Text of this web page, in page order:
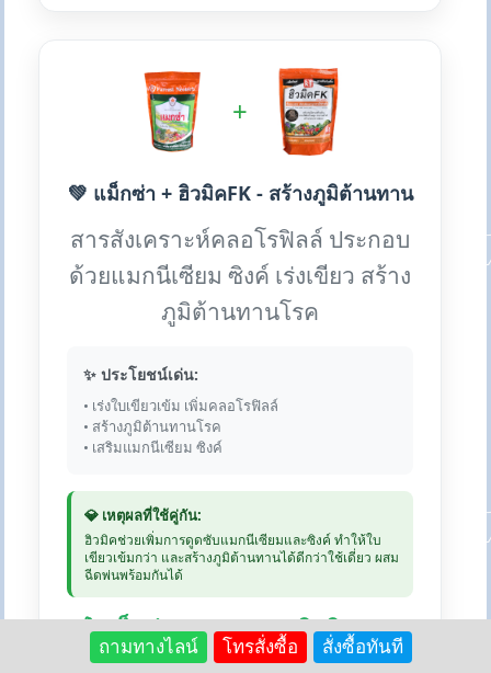
+
💚 แม็กซ่า + ฮิวมิคFK - สร้างภูมิต้านทาน
สารสังเคราะห์คลอโรฟิลล์ ประกอบ
ด้วยแมกนีเซียม ซิงค์ เร่งเขียว สร้าง
ภูมิต้านทานโรค
✨ ประโยชน์เด่น:
• เร่งใบเขียวเข้ม เพิ่มคลอโรฟิลล์
• สร้างภูมิต้านทานโรค
• เสริมแมกนีเซียม ซิงค์
💎 เหตุผลที่ใช้คู่กัน:
ฮิวมิคช่วยเพิ่มการดูดซับแมกนีเซียมและซิงค์ ทำให้ใบ
เขียวเข้มกว่า และสร้างภูมิต้านทานได้ดีกว่าใช้เดี่ยว ผสม
ฉีดพ่นพร้อมกันได้
💰 แม็กซ่า: 250 บาท | ฮิวมิค 1kg:
250 บาท
ถามทางไลน์ โทรสั่งซื้อ สั่งซื้อทันที